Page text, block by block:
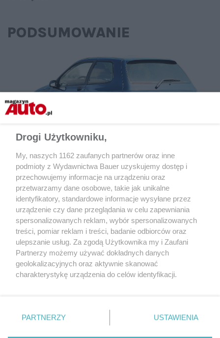
PODSUMOWANIE
najbardziej charakterny i kompletny hot hatch
w historii . Powstał po to, aby celebrować każdy pokonany
Drogi Użytkowniku,
My, naszych 1162 zaufanych partnerów oraz inne
podmioty z Wydawnictwa Bauer uzyskujemy dostęp i
przechowujemy informacje na urządzeniu oraz
przetwarzamy dane osobowe, takie jak unikalne
identyfikatory, standardowe informacje wysyłane przez
urządzenie czy dane przeglądania w celu zapewniania
spersonalizowanych reklam, wybór spersonalizowanych
treści, pomiar reklam i treści, badanie odbiorców oraz
ulepszanie usług. Za zgodą Użytkownika my i Zaufani
Partnerzy możemy używać dokładnych danych
geolokalizacyjnych oraz aktywnie skanować
charakterystykę urządzenia do celów identyfikacji.
zmienić/wycofać klikając przycisk ustawień prywatności
znajdujący się w lewym dolnym rogu strony
PARTNERZY USTAWIENIA